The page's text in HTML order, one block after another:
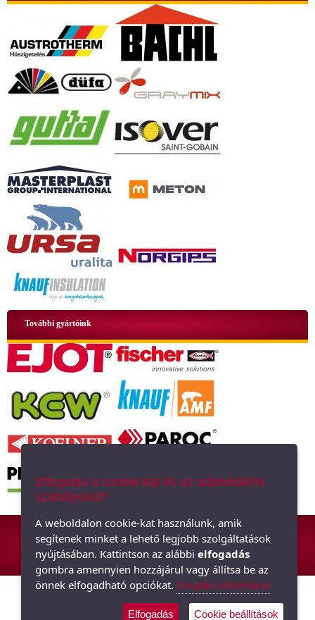
További gyártóink
ÁSZF|Adatkezelési tájékoztató| Oldaltérkép
Hőszigetelő anyagok, polisztirol, üveggyapot - Minden ami szigetelés,
hőszigetelés
Árukereső.hu
Elfogadja a cookie-kat és az adatvédelmi
szabályokat?
A weboldalon cookie-kat használunk, amik
segítenek minket a lehető legjobb szolgáltatások
nyújtásában. Kattintson az alábbi elfogadás
gombra amennyien hozzájárul vagy állítsa be az
önnek elfogadható opciókat. További információ
Elfogadás Cookie beállítások